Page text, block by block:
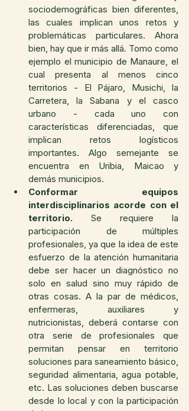
sociodemográficas bien diferentes,
las cuales implican unos retos y
problemáticas particulares. Ahora
bien, hay que ir más allá. Tomo como
ejemplo el municipio de Manaure, el
cual presenta al menos cinco
territorios - El Pájaro, Musichi, la
Carretera, la Sabana y el casco
urbano - cada uno con
características diferenciadas, que
implican retos logísticos
importantes. Algo semejante se
encuentra en Uribia, Maicao y
demás municipios.
Conformar equipos
interdisciplinarios acorde con el
territorio. Se requiere la
participación de múltiples
profesionales, ya que la idea de este
esfuerzo de la atención humanitaria
debe ser hacer un diagnóstico no
solo en salud sino muy rápido de
otras cosas. A la par de médicos,
enfermeras, auxiliares y
nutricionistas, deberá contarse con
otra serie de profesionales que
permitan pensar en territorio
soluciones para saneamiento básico,
seguridad alimentaria, agua potable,
etc. Las soluciones deben buscarse
desde lo local y con la participación